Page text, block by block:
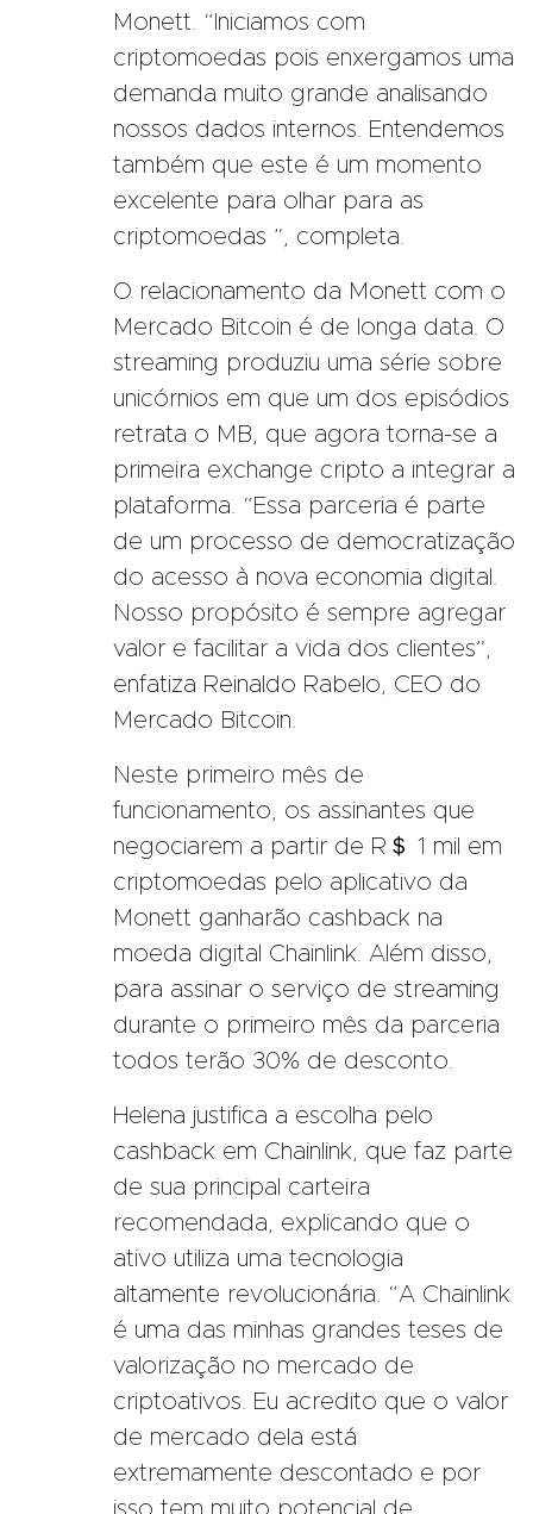
Monett. “Iniciamos com
criptomoedas pois enxergamos uma
demanda muito grande analisando
nossos dados internos. Entendemos
também que este é um momento
excelente para olhar para as
criptomoedas ”, completa.
O relacionamento da Monett com o
Mercado Bitcoin é de longa data. O
streaming produziu uma série sobre
unicórnios em que um dos episódios
retrata o MB, que agora torna-se a
primeira exchange cripto a integrar a
plataforma. “Essa parceria é parte
de um processo de democratização
do acesso à nova economia digital.
Nosso propósito é sempre agregar
valor e facilitar a vida dos clientes”,
enfatiza Reinaldo Rabelo, CEO do
Mercado Bitcoin.
Neste primeiro mês de
funcionamento, os assinantes que
negociarem a partir de R＄ 1 mil em
criptomoedas pelo aplicativo da
Monett ganharão cashback na
moeda digital Chainlink. Além disso,
para assinar o serviço de streaming
durante o primeiro mês da parceria
todos terão 30% de desconto.
Helena justifica a escolha pelo
cashback em Chainlink, que faz parte
de sua principal carteira
recomendada, explicando que o
ativo utiliza uma tecnologia
altamente revolucionária. “A Chainlink
é uma das minhas grandes teses de
valorização no mercado de
criptoativos. Eu acredito que o valor
de mercado dela está
extremamente descontado e por
isso tem muito potencial de